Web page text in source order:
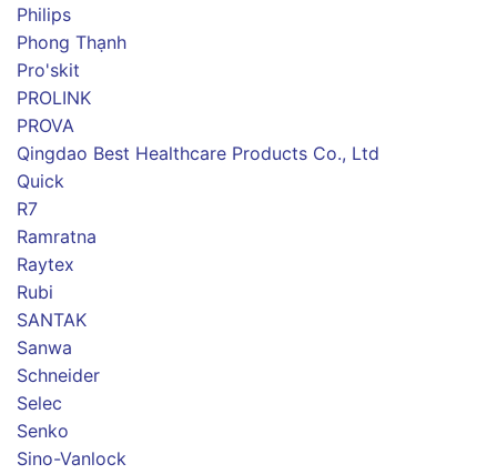
Philips
Phong Thạnh
Pro'skit
PROLINK
PROVA
Qingdao Best Healthcare Products Co., Ltd
Quick
R7
Ramratna
Raytex
Rubi
SANTAK
Sanwa
Schneider
Selec
Senko
Sino-Vanlock